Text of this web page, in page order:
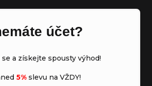
účet?
a získejte spousty výhod!
5% slevu na VŽDY!